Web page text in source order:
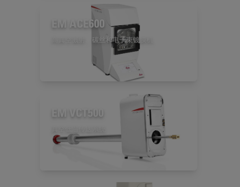
EM ACE600
高真空溅射、碳丝和电子束镀膜机
EM VCT500